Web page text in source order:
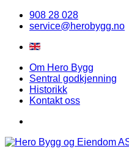
908 28 028
service@herobygg.no
Om Hero Bygg
Sentral godkjenning
Historikk
Kontakt oss